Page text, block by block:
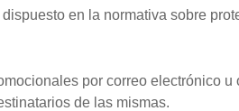
en la normativa sobre
por correo electrónico
de las mismas.